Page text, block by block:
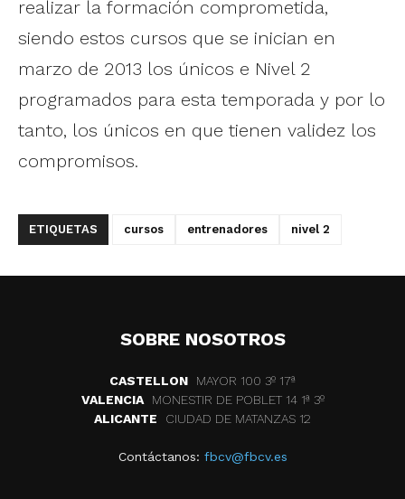
realizar la formación comprometida,
siendo estos cursos que se inician en
marzo de 2013 los únicos e Nivel 2
programados para esta temporada y por lo
tanto, los únicos en que tienen validez los
compromisos.
ETIQUETAS cursos entrenadores nivel 2
SOBRE NOSOTROS
CASTELLON
MAYOR 100 3º 17ª
VALENCIA
MONESTIR DE POBLET 14 1ª 3º
ALICANTE
CIUDAD DE MATANZAS 12
Contáctanos: fbcv@fbcv.es